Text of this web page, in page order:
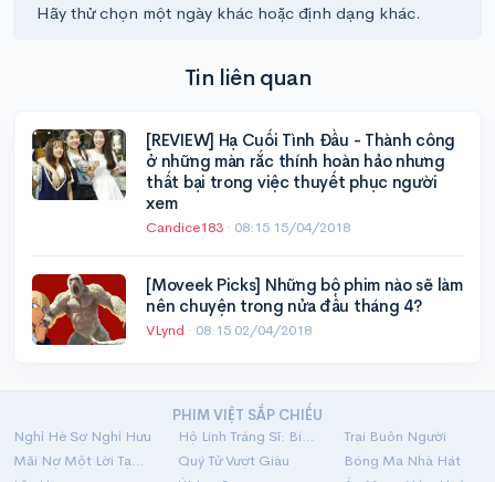
Hãy thử chọn một ngày khác hoặc định dạng khác.
Tin liên quan
[REVIEW] Hạ Cuối Tình Đầu - Thành công
ở những màn rắc thính hoàn hảo nhưng
thất bại trong việc thuyết phục người
xem
Candice183 · 08:15 15/04/2018
[Moveek Picks] Những bộ phim nào sẽ làm
nên chuyện trong nửa đầu tháng 4?
VLynd · 08:15 02/04/2018
PHIM VIỆT SẮP CHIẾU
Nghỉ Hè Sợ Nghỉ Hưu
Hộ Linh Tráng Sĩ: Bí Ẩn Mộ Vua Đinh
Trại Buôn Người
Mãi Nợ Một Lời Tạm Biệt
Quý Tử Vượt Giàu
Bóng Ma Nhà Hát